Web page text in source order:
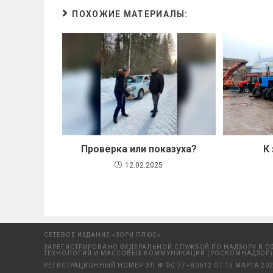
ПОХОЖИЕ МАТЕРИАЛЫ:
Проверка или показуха?
12.02.2025
К
СЕТЕВОЕ ИЗДАНИЕ «ЗОРИ ПЛЮС»
ЗАРЕГИСТРИРОВАНО ФЕДЕРАЛЬНОЙ СЛУЖБОЙ ПО НАДЗОРУ В
ТЕХНОЛОГИЙ И МАССОВЫХ КОММУНИКАЦИЙ (РОСКОМНАДЗОР)
РЕГИСТРАЦИОННЫЙ НОМЕР ЭЛ № ФС 77–80612 ОТ 15 МАРТА